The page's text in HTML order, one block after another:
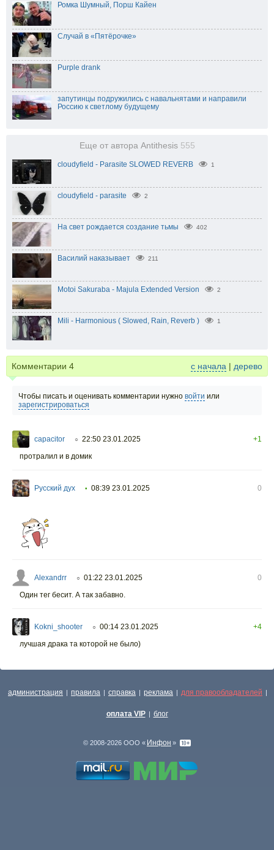
Ромка Шумный, Порш Кайен
Случай в «Пятёрочке»
Purple drank
запутинцы подружились с навальнятами и направили
Россию к светлому будущему
Еще от автора Antithesis 555
cloudyfield - Parasite SLOWED REVERB 1
cloudyfield - parasite 2
На свет рождается создание тьмы 402
Василий наказывает 211
Motoi Sakuraba - Majula Extended Version 2
Mili - Harmonious ( Slowed, Rain, Reverb ) 1
Комментарии 4 с начала | дерево
Чтобы писать и оценивать комментарии нужно войти или
зарегистрироваться
capacitor ○ 22:50 23.01.2025
+1
протралил и в домик
Русский дух • 08:39 23.01.2025 0
Alexandrr ○ 01:22 23.01.2025
0
Один тег бесит. А так забавно.
Kokni_shooter ○ 00:14 23.01.2025
+4
лучшая драка та которой не было)
администрация | правила | справка | реклама | для правообладателей |
оплата VIP | блог
© 2008-2026 ООО « Инфон »